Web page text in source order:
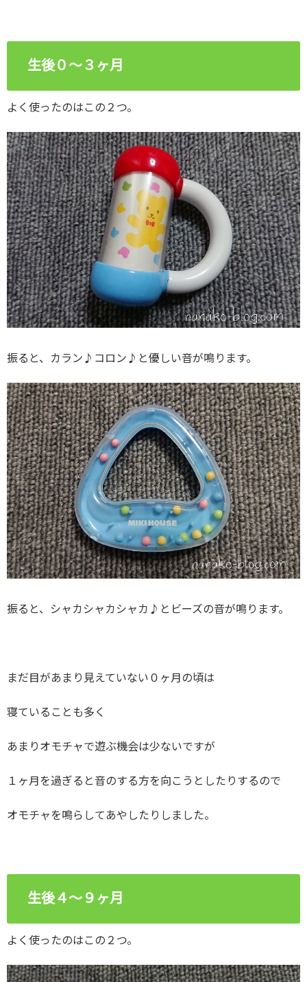
生後０～３ヶ月
よく使ったのはこの２つ。
振ると、カラン♪コロン♪と優しい音が鳴ります。
振ると、シャカシャカシャカ♪とビーズの音が鳴ります。
まだ目があまり見えていない０ヶ月の頃は
寝ていることも多く
あまりオモチャで遊ぶ機会は少ないですが
１ヶ月を過ぎると音のする方を向こうとしたりするので
オモチャを鳴らしてあやしたりしました。
生後４～９ヶ月
よく使ったのはこの２つ。